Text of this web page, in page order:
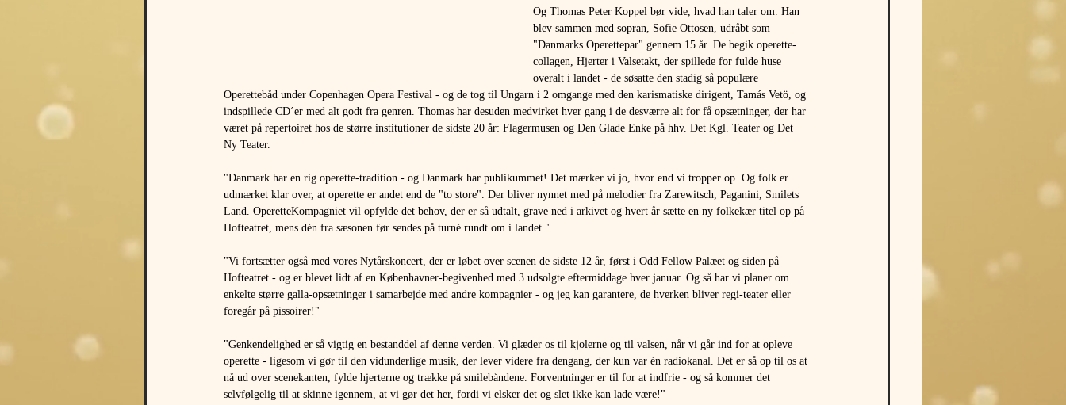
Og Thomas Peter Koppel bør vide, hvad han taler om. Han
blev sammen med sopran, Sofie Ottosen, udråbt som
"Danmarks Operettepar" gennem 15 år. De begik operette-
collagen, Hjerter i Valsetakt, der spillede for fulde huse
overalt i landet - de søsatte den stadig så populære
Operettebåd under Copenhagen Opera Festival - og de tog til Ungarn i 2 omgange med den karismatiske dirigent, Tamás Vetö, og
indspillede CD´er med alt godt fra genren. Thomas har desuden medvirket hver gang i de desværre alt for få opsætninger, der har
været på repertoiret hos de større institutioner de sidste 20 år: Flagermusen og Den Glade Enke på hhv. Det Kgl. Teater og Det
Ny Teater.
"Danmark har en rig operette-tradition - og Danmark har publikummet! Det mærker vi jo, hvor end vi tropper op. Og folk er
udmærket klar over, at operette er andet end de "to store". Der bliver nynnet med på melodier fra Zarewitsch, Paganini, Smilets
Land. OperetteKompagniet vil opfylde det behov, der er så udtalt, grave ned i arkivet og hvert år sætte en ny folkekær titel op på
Hofteatret, mens dén fra sæsonen før sendes på turné rundt om i landet."
"Vi fortsætter også med vores Nytårskoncert, der er løbet over scenen de sidste 12 år, først i Odd Fellow Palæet og siden på
Hofteatret - og er blevet lidt af en Københavner-begivenhed med 3 udsolgte eftermiddage hver januar. Og så har vi planer om
enkelte større galla-opsætninger i samarbejde med andre kompagnier - og jeg kan garantere, de hverken bliver regi-teater eller
foregår på pissoirer!"
"Genkendelighed er så vigtig en bestanddel af denne verden. Vi glæder os til kjolerne og til valsen, når vi går ind for at opleve
operette - ligesom vi gør til den vidunderlige musik, der lever videre fra dengang, der kun var én radiokanal. Det er så op til os at
nå ud over scenekanten, fylde hjerterne og trække på smilebåndene. Forventninger er til for at indfrie - og så kommer det
selvfølgelig til at skinne igennem, at vi gør det her, fordi vi elsker det og slet ikke kan lade være!"